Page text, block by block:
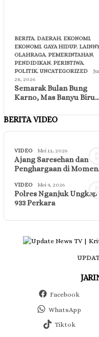
BERITA, DAERAH, EKONOMI,
EKONOMI, GAYA HIDUP,
OLAHRAGA, PEMERINTAHAN,
PENDIDIKAN, PERISTIWA,
POLITIK, UNCATEGORIZED
28, 2026
Semarak Bulan Bung
Karno, Mas Banyu Biru…
BERITA VIDEO
VIDEO Mei 11, 2026
Ajang Saresehan dan
Penghargaan di
VIDEO Mei 4, 2026
Polres Nganjuk Ungkap
933 Perkara
Facebook
WhatsApp
Tiktok